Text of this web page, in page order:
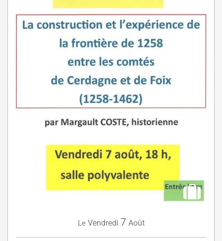
Le Vendredi 7 Août